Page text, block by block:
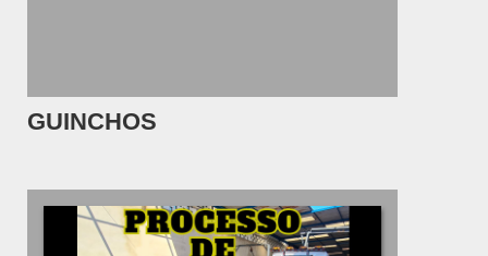
GUINCHOS